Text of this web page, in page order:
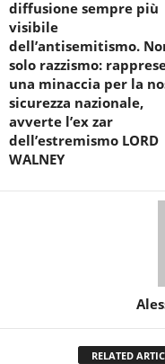
diffusione sempre più
visibile
dell’antisemitismo.
solo razzismo:
una minaccia per la
sicurezza nazionale,
avverte l’ex zar
dell’estremismo LORD
WALNEY
RELATED